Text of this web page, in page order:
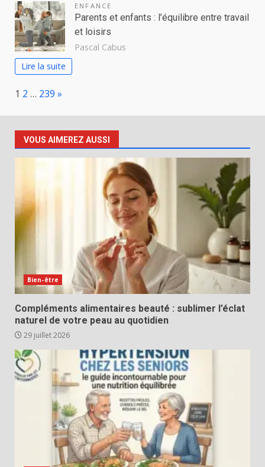
ENFANCE
Parents et enfants : l’équilibre entre travail
et loisirs
Pascal Cabus
Lire la suite
Page:
1 2 … 239 Next
»
VOUS AIMEREZ AUSSI
Bien-être
Compléments alimentaires beauté : sublimer l’éclat
naturel de votre peau au quotidien
29 juillet 2026